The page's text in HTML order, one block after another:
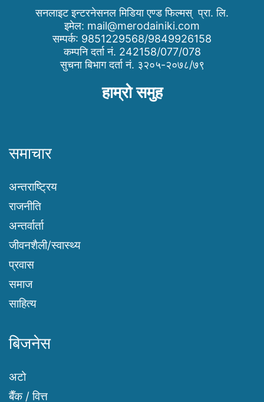
सनलाइट इन्टरनेसनल मिडिया एण्ड फिल्मस् प्रा. लि.
इमेल: mail@merodainiki.com
सम्पर्क: 9851229568/9849926158
कम्पनि दर्ता नं. 242158/077/078
सुचना बिभाग दर्ता नं. ३२०५-२०७८/७९
हाम्रो समुह
समाचार
अन्तराष्ट्रिय
राजनीति
अन्तर्वार्ता
जीवनशैली/स्वास्थ्य
प्रवास
समाज
साहित्य
बिजनेस
अटो
बैँक / वित्त